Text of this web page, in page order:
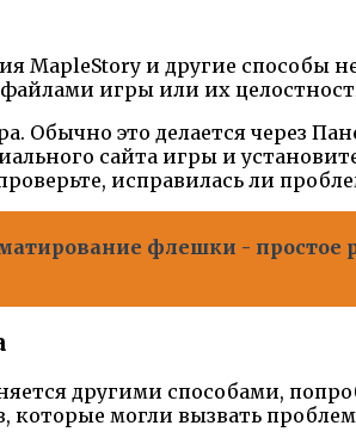
и другие способы
игры или их
Обычно это делается через
сайта игры и
исправилась ли
флешки -
другими способами,
могли вызвать